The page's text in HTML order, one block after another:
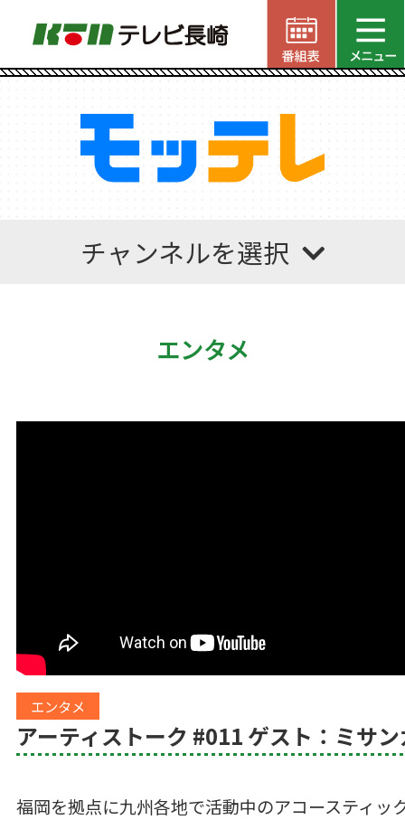
チャンネルを選択
エンタメ
エンタメ
アーティストーク #011 ゲスト：ミサ
福岡を拠点に九州各地で活動中のアコースティッ